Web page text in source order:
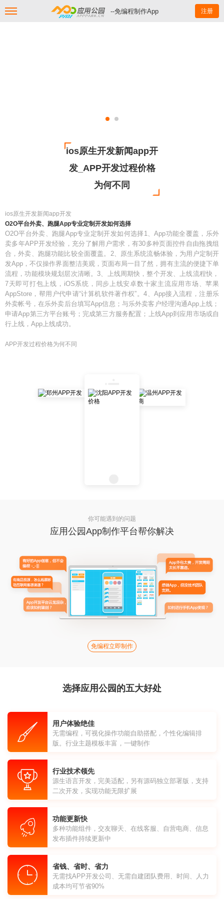
--免编程制作App 注册
ios原生开发新闻app开
发_APP开发过程价格
为何不同
ios原生开发新闻app开发
O2O平台外卖、跑腿App专业定制开发如何选择
O2O平台外卖、跑腿App专业定制开发如何选择1、App功能全覆盖，乐外
卖多年APP开发经验，充分了解用户需求，有30多种页面控件自由拖拽组
合，外卖、跑腿功能比较全面覆盖。2、原生系统流畅体验，为用户定制开
发App，不仅操作界面整洁美观，页面布局一目了然，拥有主流的便捷下单
流程，功能模块规划层次清晰。3、上线周期快，整个开发、上线流程快，
7天即可打包上线，iOS系统，同步上线安卓数十家主流应用市场、苹果
AppStore，帮用户代申请“计算机软件著作权”。4、App接入流程，注册乐
外卖帐号，在乐外卖后台填写App信息；与乐外卖客户经理沟通App上线；
申请App第三方平台账号；完成第三方服务配置；上线App到应用市场或自
行上线，App上线成功。
APP开发过程价格为何不同
你可能遇到的问题
应用公园App制作平台帮你解决
免编程立即制作
选择应用公园的五大好处
用户体验绝佳
无需编程，可视化操作功能自助搭配，个性化编辑排
版。行业主题模板丰富，一键制作
行业技术领先
源生语言开发，完美适配，另有源码独立部署版，支持
二次开发，实现功能无限扩展
功能更新快
多种功能组件，交友聊天、在线客服、自营电商、信息
发布插件持续更新中
省钱、省时、省力
无需找APP开发公司、无需自建团队费用、时间、人力
成本均可节省90%